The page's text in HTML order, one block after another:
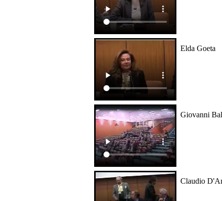
Elda Goeta
Giovanni
Claudio